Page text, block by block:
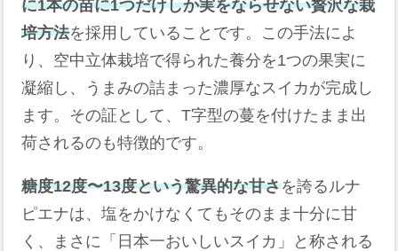
に1本の苗に1つだけしか実をならせない贅沢な栽
培方法を採用していることです。この手法によ
り、空中立体栽培で得られた養分を1つの果実に
凝縮し、うまみの詰まった濃厚なスイカが完成し
ます。その証として、T字型の蔓を付けたまま出
荷されるのも特徴的です。
糖度12度〜13度という驚異的な甘さを誇るルナ
ピエナは、塩をかけなくてもそのまま十分に甘
く、まさに「日本一おいしいスイカ」と称される